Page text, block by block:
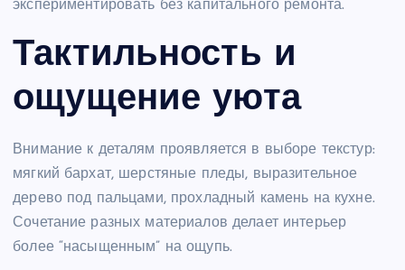
экспериментировать без капитального ремонта.
Тактильность и
ощущение уюта
Внимание к деталям проявляется в выборе текстур:
мягкий бархат, шерстяные пледы, выразительное
дерево под пальцами, прохладный камень на кухне.
Сочетание разных материалов делает интерьер
более “насыщенным” на ощупь.